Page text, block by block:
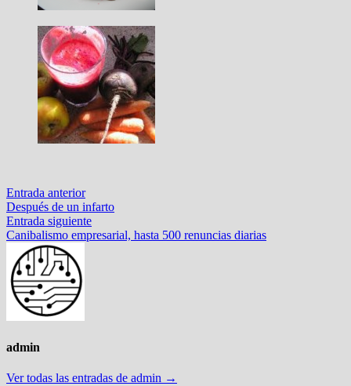
Navegación
de
entradas
Entrada anteriorEntrada
anterior:
Después de un infarto
Entrada siguienteEntrada
siguiente:
Canibalismo empresarial, hasta 500 renuncias diarias
admin
Ver todas las entradas de admin →